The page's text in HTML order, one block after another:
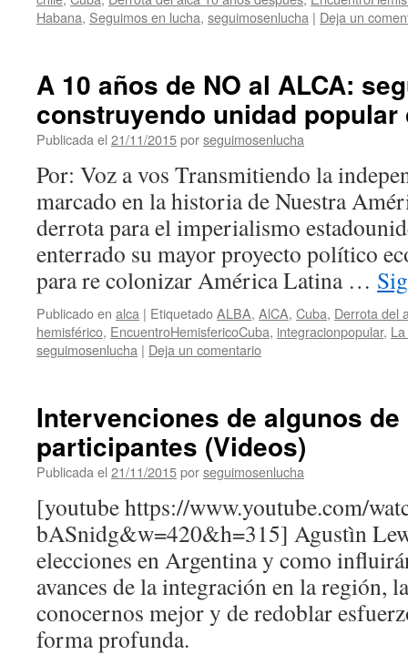
Habana, Seguimos en lucha, seguimosenlucha | Deja un
A 10 años de NO al ALCA:
construyendo unidad
Publicada el 21/11/2015porseguimosenlucha
Por: Voz a vos Transmitiendo la
marcado en la historia de Nuestra
derrota para el imperialismo
enterrado su mayor proyecto político
para re colonizar América Latina …
Publicado en alca | EtiquetadoALBA, AlCA, Cuba, Derrota del
hemisférico, EncuentroHemisfericoCuba, integracionpopular,
seguimosenlucha | Deja un comentario
Intervenciones de algunos
participantes (Videos)
Publicada el 21/11/2015porseguimosenlucha
[youtube https://www.youtube.com/
bASnidg&w=420&h=315] Agustìn
elecciones en Argentina y como
avances de la integración en la región,
conocernos mejor y de redoblar
forma profunda.